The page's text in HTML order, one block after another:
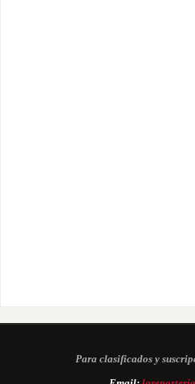
Para clasificados y